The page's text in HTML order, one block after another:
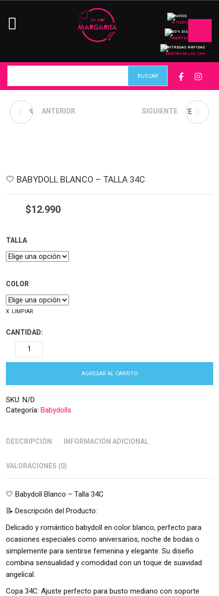
ENVÍOS
A TODO CHILE
100% DISCRETO
PAQUETES
ENTREGAS RÁPIDAS
DENTRO DE LAS 24H
🩷 BABYDOLL ROJO –
ANTERIOR VIRGIN ESTRECHANTE
SIGUIENTE
🤍 BABYDOLL BLANCO – TALLA 34C
$12.990
TALLA
COLOR
LIMPIAR
CANTIDAD:
AGREGAR AL CARRITO
SKU: N/D
Categoría: Babydolls
DESCRIPCIÓN INFORMACIÓN ADICIONAL
VALORACIONES (0)
🤍 Babydoll Blanco – Talla 34C
📝 Descripción del Producto:
Delicado y romántico babydoll en color blanco, perfecto para
ocasiones especiales como aniversarios, noche de bodas o
simplemente para sentirse femenina y elegante. Su diseño
combina sensualidad y comodidad con un toque de suavidad
angelical.
Copa 34C: Ajuste perfecto para busto mediano con soporte